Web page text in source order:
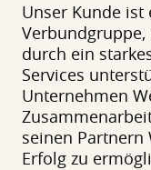
Unser Kunde
durch ein
Services
Unternehmen
seinen
Erfolg zu